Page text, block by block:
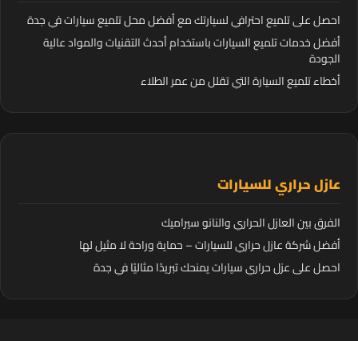
احصل على تلميع احترافي لسيارتك مع أفضل محل تلميع سيارات في جدة
أفضل خدمات تلميع السيارات باستخدام أحدث التقنيات والمواد عالية
الجودة
أخطاء تلميع السيارة التي تقلل من عمر الطلاء
عازل حراري للسيارات
الفرق بين العازل الحراري والنانو سيراميك
أفضل شركة عازل حراري للسيارات – حماية وراحة لا مثيل لها
احصل على عزل حراري سيارات يمنحك تبريدًا مثاليًا في جدة